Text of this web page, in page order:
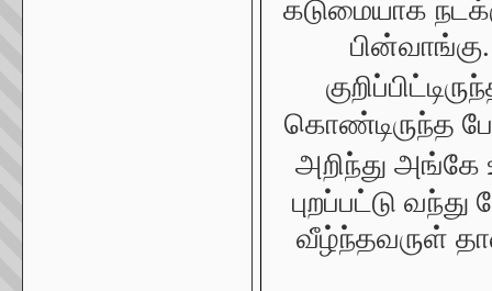
கடுமையாக
கொண்டிருந்த
அறிந்து அங்கே
புறப்பட்டு
வீழ்ந்தவருள்